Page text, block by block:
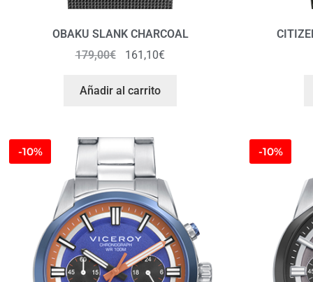
OBAKU SLANK CHARCOAL
179,00€ 161,10€
Añadir al carrito
-10% -10%